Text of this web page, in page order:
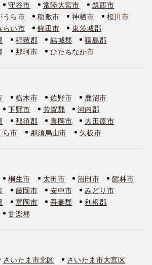
守谷市 常陸大宮市
筑西市
うら市 稲敷市 神栖市
桜川市
らい市 鉾田市
東茨城郡
稲敷郡 結城郡
猿島郡
那珂市 ひたちなか市
栃木市 佐野市
鹿沼市
下野市 芳賀郡
河内郡
那須郡 真岡市
大田原市
ら市 那須烏山市 矢板市
桐生市 太田市 沼田市
館林市
藤岡市 安中市
みどり市
富岡市 吾妻郡
利根郡
甘楽郡
さいたま市北区
さいたま市大宮区